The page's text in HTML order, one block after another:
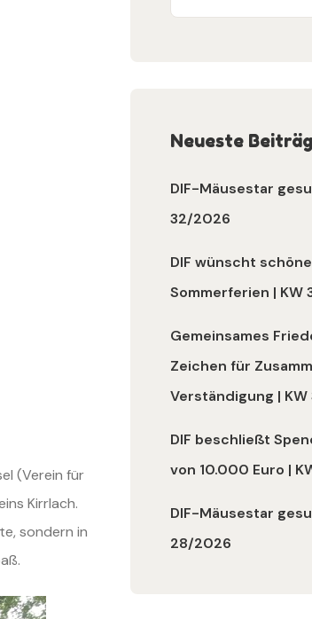
(Verein für
Kirrlach.
sondern in
Neueste
DIF-Mäusestar
32/2026
DIF wünscht schöne
Sommerferien | KW
Gemeinsames
Zeichen für
Verständigung |
DIF beschließt
von 10.000 Euro |
DIF-Mäusestar
28/2026